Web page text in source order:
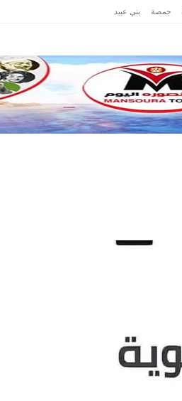
جمصة بني عبيد